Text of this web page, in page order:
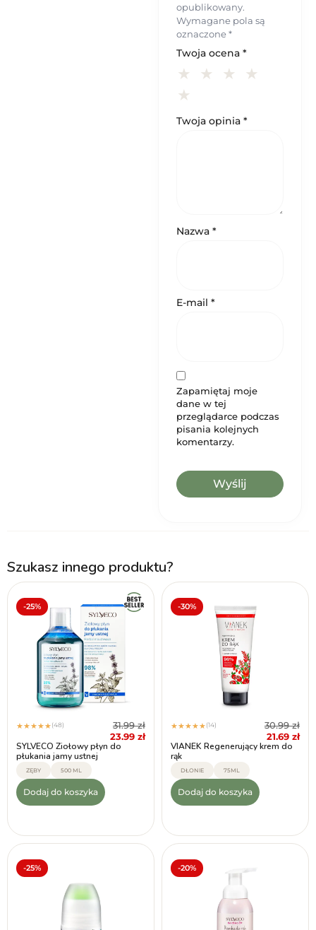
opublikowany.
Wymagane pola są
oznaczone*
Twoja ocena *
Twoja opinia *
Nazwa *
E-mail *
Zapamiętaj moje
dane w tej
przeglądarce podczas
pisania kolejnych
komentarzy.
Szukasz innego produktu?
-25%
★★★★★(48) 31.99zł
23.99 zł
SYLVECO Ziołowy płyn do
płukania jamy ustnej
ZĘBY 500 ML
Dodaj do koszyka
-30%
★★★★★(14) 30.99zł
21.69 zł
VIANEK Regenerujący krem do
rąk
DŁONIE 75ML
Dodaj do koszyka
-25% -20%